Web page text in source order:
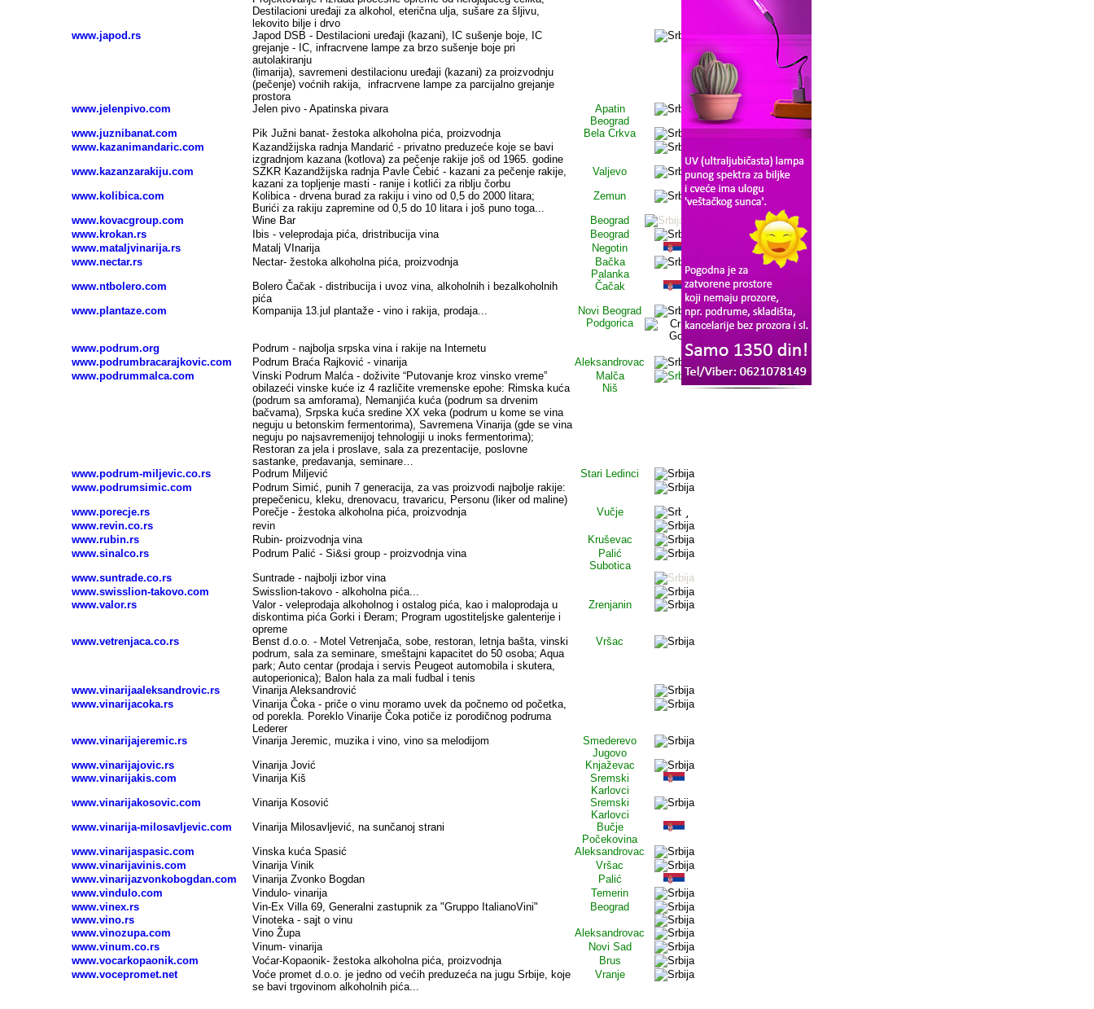
Destilacioni uređaji za alkohol, eterična ulja, sušare za šljivu,
lekovito bilje i drvo
www.japod.rs
Japod DSB - Destilacioni uređaji (kazani), IC sušenje boje, IC
grejanje - IC, infracrvene lampe za brzo sušenje boje pri
autolakiranju
(limarija), savremeni destilacionu uređaji (kazani) za proizvodnju
(pečenje) voćnih rakija, infracrvene lampe za parcijalno grejanje
prostora
www.jelenpivo.com
Jelen pivo - Apatinska pivara
Apatin
Beograd
www.juznibanat.com
Pik Južni banat- žestoka alkoholna pića, proizvodnja
Bela Crkva
www.kazanimandaric.com
Kazandžijska radnja Mandarić - privatno preduzeće koje se bavi
izgradnjom kazana (kotlova) za pečenje rakije još od 1965. godine
www.kazanzarakiju.com
SZKR Kazandžijska radnja Pavle Ćebić - kazani za pečenje rakije,
kazani za topljenje masti - ranije i kotlići za riblju čorbu
Valjevo
www.kolibica.com
Kolibica - drvena burad za rakiju i vino od 0,5 do 2000 litara;
Burići za rakiju zapremine od 0,5 do 10 litara i još puno toga...
Zemun
www.kovacgroup.com
Wine Bar
Beograd
www.krokan.rs
Ibis - veleprodaja pića, dristribucija vina
Beograd
www.mataljvinarija.rs
Matalj VInarija
Negotin
www.nectar.rs
Nectar- žestoka alkoholna pića, proizvodnja
Bačka
Palanka
www.ntbolero.com
Bolero Čačak - distribucija i uvoz vina, alkoholnih i bezalkoholnih
pića
Čačak
www.plantaze.com
Kompanija 13.jul plantaže - vino i rakija, prodaja...
Novi Beograd
Podgorica
www.podrum.org
Podrum - najbolja srpska vina i rakije na Internetu
www.podrumbracarajkovic.com
Podrum Braća Rajković - vinarija
Aleksandrovac
www.podrummalca.com
Vinski Podrum Malća - doživite “Putovanje kroz vinsko vreme”
obilazeći vinske kuće iz 4 različite vremenske epohe: Rimska kuća
(podrum sa amforama), Nemanjića kuća (podrum sa drvenim
bačvama), Srpska kuća sredine XX veka (podrum u kome se vina
neguju u betonskim fermentorima), Savremena Vinarija (gde se vina
neguju po najsavremenijoj tehnologiji u inoks fermentorima);
Restoran za jela i proslave, sala za prezentacije, poslovne
sastanke, predavanja, seminare…
Malča
Niš
www.podrum-miljevic.co.rs Podrum Miljević
Stari Ledinci
www.podrumsimic.com
Podrum Simić, punih 7 generacija, za vas proizvodi najbolje rakije:
prepečenicu, kleku, drenovacu, travaricu, Personu (liker od maline)
www.porecje.rs
Porečje - žestoka alkoholna pića, proizvodnja
Vučje
www.revin.co.rs
revin
www.rubin.rs
Rubin- proizvodnja vina
Kruševac
www.sinalco.rs
Podrum Palić - Si&si group - proizvodnja vina
Palić
Subotica
www.suntrade.co.rs
Suntrade - najbolji izbor vina
www.swisslion-takovo.com
Swisslion-takovo - alkoholna pića...
www.valor.rs
Valor - veleprodaja alkoholnog i ostalog pića, kao i maloprodaja u
diskontima pića Gorki i Đeram; Program ugostiteljske galenterije i
opreme
Zrenjanin
www.vetrenjaca.co.rs
Benst d.o.o. - Motel Vetrenjača, sobe, restoran, letnja bašta, vinski
podrum, sala za seminare, smeštajni kapacitet do 50 osoba; Aqua
park; Auto centar (prodaja i servis Peugeot automobila i skutera,
autoperionica); Balon hala za mali fudbal i tenis
Vršac
www.vinarijaaleksandrovic.rs
Vinarija Aleksandrović
www.vinarijacoka.rs
Vinarija Čoka - priče o vinu moramo uvek da počnemo od početka,
od porekla. Poreklo Vinarije Čoka potiče iz porodičnog podruma
Lederer
www.vinarijajeremic.rs
Vinarija Jeremic, muzika i vino, vino sa melodijom
Smederevo
Jugovo
www.vinarijajovic.rs
Vinarija Jović
Knjaževac
www.vinarijakis.com
Vinarija Kiš
Sremski
Karlovci
www.vinarijakosovic.com
Vinarija Kosović
Sremski
Karlovci
www.vinarija-milosavljevic.com
Vinarija Milosavljević, na sunčanoj strani
Bučje
Počekovina
www.vinarijaspasic.com
Vinska kuća Spasić
Aleksandrovac
www.vinarijavinis.com
Vinarija Vinik
Vršac
www.vinarijazvonkobogdan.com
Vinarija Zvonko Bogdan
Palić
www.vindulo.com
Vindulo- vinarija
Temerin
www.vinex.rs
Vin-Ex Villa 69, Generalni zastupnik za "Gruppo ItalianoVini"
Beograd
www.vino.rs
Vinoteka - sajt o vinu
www.vinozupa.com
Vino Župa
Aleksandrovac
www.vinum.co.rs
Vinum- vinarija
Novi Sad
www.vocarkopaonik.com
Voćar-Kopaonik- žestoka alkoholna pića, proizvodnja
Brus
www.vocepromet.net
Voće promet d.o.o. je jedno od većih preduzeća na jugu Srbije, koje
se bavi trgovinom alkoholnih pića...
Vranje